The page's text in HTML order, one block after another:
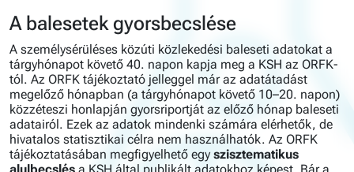
A balesetek gyorsbecslése
A személysérüléses közúti közlekedési baleseti adatokat a
tárgyhónapot követő 40. napon kapja meg a KSH az ORFK-
tól. Az ORFK tájékoztató jelleggel már az adatátadást
megelőző hónapban (a tárgyhónapot követő 10–20. napon)
közzéteszi honlapján gyorsriportját az előző hónap baleseti
adatairól. Ezek az adatok mindenki számára elérhetők, de
hivatalos statisztikai célra nem használhatók. Az ORFK
tájékoztatásában megfigyelhető egy szisztematikus